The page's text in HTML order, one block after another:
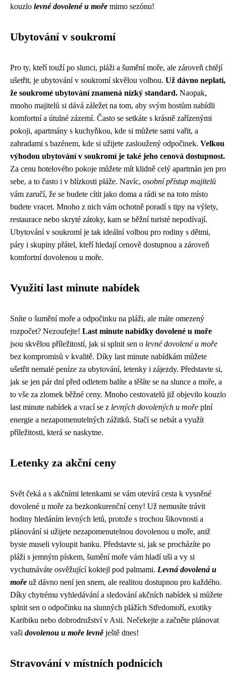
kouzlo levné dovolené u moře mimo sezónu!
Ubytování v soukromí
Pro ty, kteří touží po slunci, pláži a šumění moře, ale zároveň chtějí
ušetřit, je ubytování v soukromí skvělou volbou. Už dávno neplatí,
že soukromé ubytování znamená nízký standard. Naopak,
mnoho majitelů si dává záležet na tom, aby svým hostům nabídli
komfortní a útulné zázemí. Často se setkáte s krásně zařízenými
pokoji, apartmány s kuchyňkou, kde si můžete sami vařit, a
zahradami s bazénem, kde si užijete zasloužený odpočinek. Velkou
výhodou ubytování v soukromí je také jeho cenová dostupnost.
Za cenu hotelového pokoje můžete mít klidně celý apartmán jen pro
sebe, a to často i v blízkosti pláže. Navíc, osobní přístup majitelů
vám zaručí, že se budete cítit jako doma a rádi se na toto místo
budete vracet. Mnoho z nich vám ochotně poradí s tipy na výlety,
restaurace nebo skryté zátoky, kam se běžní turisté nepodívají.
Ubytování v soukromí je tak ideální volbou pro rodiny s dětmi,
páry i skupiny přátel, kteří hledají cenově dostupnou a zároveň
komfortní dovolenou u moře.
Využití last minute nabídek
Sníte o šumění moře a odpočinku na pláži, ale máte omezený
rozpočet? Nezoufejte! Last minute nabídky dovolené u moře
jsou skvělou příležitostí, jak si splnit sen o levné dovolené u moře
bez kompromisů v kvalitě. Díky last minute nabídkám můžete
ušetřit nemalé peníze za ubytování, letenky i zájezdy. Představte si,
jak se jen pár dní před odletem balíte a těšíte se na slunce a moře, a
to vše za zlomek běžné ceny. Mnoho cestovatelů již objevilo kouzlo
last minute nabídek a vrací se z levných dovolených u moře plní
energie a nezapomenutelných zážitků. Stačí se nebát a využít
příležitosti, která se naskytne.
Letenky za akční ceny
Svět čeká a s akčními letenkami se vám otevírá cesta k vysněné
dovolené u moře za bezkonkurenční ceny! Už nemusíte trávit
hodiny hledáním levných letů, protože s trochou šikovnosti a
plánování si užijete nezapomenutelnou dovolenou u moře, aniž
byste museli vyloupit banku. Představte si, jak se procházíte po
pláži s jemným pískem, šumění moře vám hladí uši a vy si
vychutnáváte osvěžující koktejl pod palmami. Levná dovolená u
moře už dávno není jen snem, ale realitou dostupnou pro každého.
Díky chytrému vyhledávání a sledování akčních nabídek si můžete
splnit sen o odpočinku na slunných plážích Středomoří, exotiky
Karibiku nebo dobrodružství v Asii. Nečekejte a začněte plánovat
vaši dovolenou u moře levněještě dnes!
Stravování v místních podnicích